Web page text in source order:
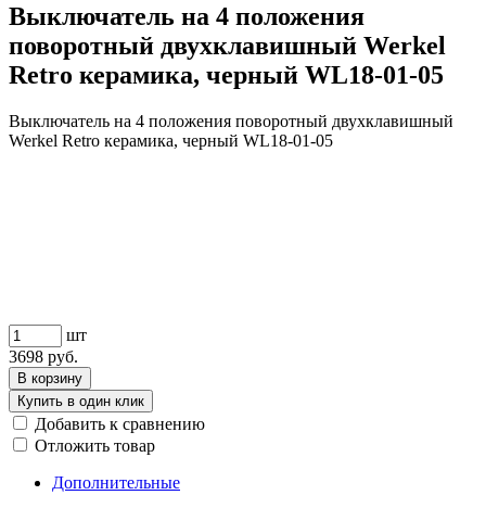
Выключатель на 4 положения
поворотный двухклавишный Werkel
Retro керамика, черный WL18-01-05
Выключатель на 4 положения поворотный двухклавишный
Werkel Retro керамика, черный WL18-01-05
шт
3698 руб.
В корзину
Купить в один клик
Добавить к сравнению
Отложить товар
Дополнительные